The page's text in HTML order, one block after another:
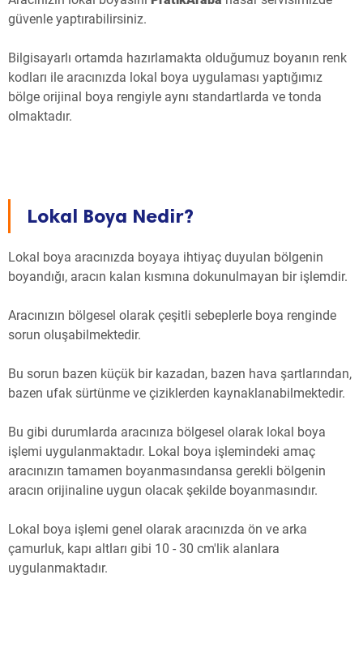
güvenle yaptırabilirsiniz.
Bilgisayarlı ortamda hazırlamakta olduğumuz boyanın renk
kodları ile aracınızda lokal boya uygulaması yaptığımız
bölge orijinal boya rengiyle aynı standartlarda ve tonda
olmaktadır.
Lokal Boya Nedir?
Lokal boya aracınızda boyaya ihtiyaç duyulan bölgenin
boyandığı, aracın kalan kısmına dokunulmayan bir işlemdir.
Aracınızın bölgesel olarak çeşitli sebeplerle boya renginde
sorun oluşabilmektedir.
Bu sorun bazen küçük bir kazadan, bazen hava şartlarından,
bazen ufak sürtünme ve çiziklerden kaynaklanabilmektedir.
Bu gibi durumlarda aracınıza bölgesel olarak lokal boya
işlemi uygulanmaktadır. Lokal boya işlemindeki amaç
aracınızın tamamen boyanmasındansa gerekli bölgenin
aracın orijinaline uygun olacak şekilde boyanmasındır.
Lokal boya işlemi genel olarak aracınızda ön ve arka
çamurluk, kapı altları gibi 10 - 30 cm'lik alanlara
uygulanmaktadır.